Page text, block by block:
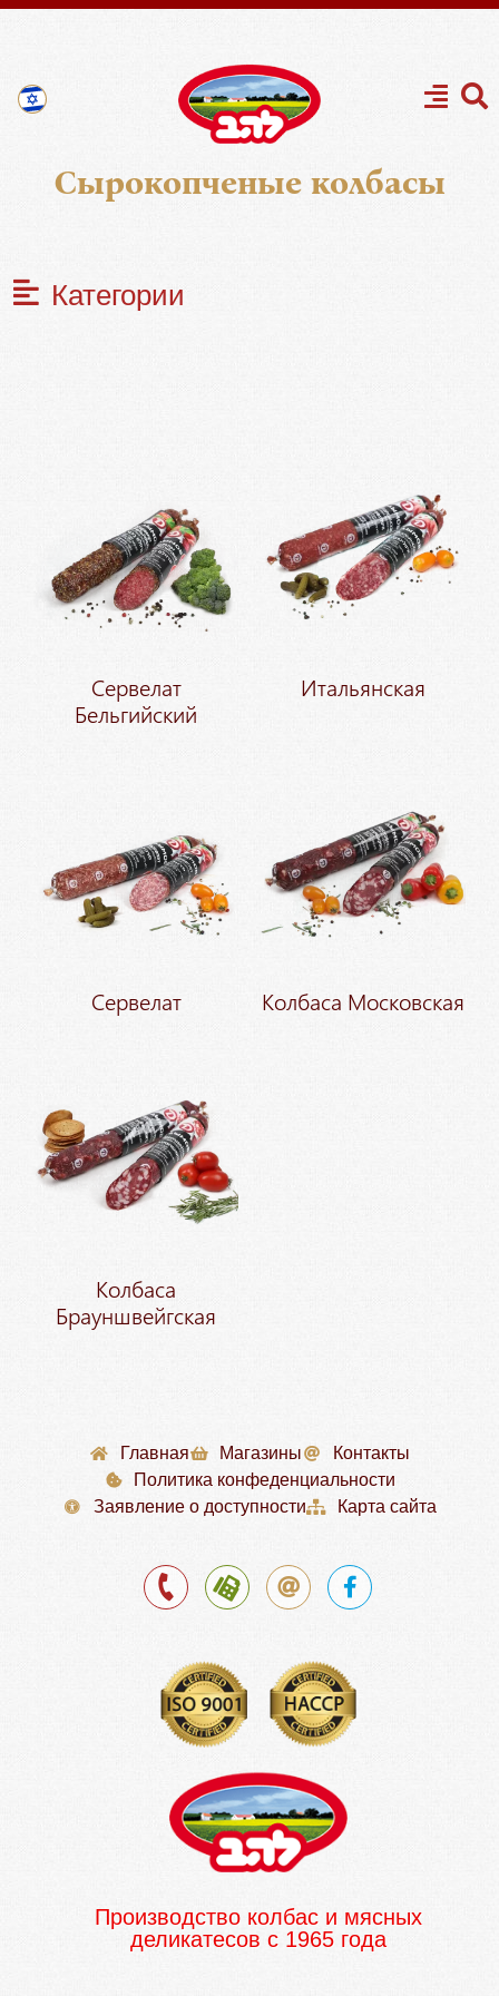
Сырокопченые колбасы
Категории
Сервелат
Бельгийский
Итальянская
Сервелат Колбаса Московская
Колбаса
Брауншвейгская
Главная Магазины
Контакты
Политика конфеденциальности
Заявление о доступности
Карта сайта
Производство колбас и мясных
деликатесов с 1965 года